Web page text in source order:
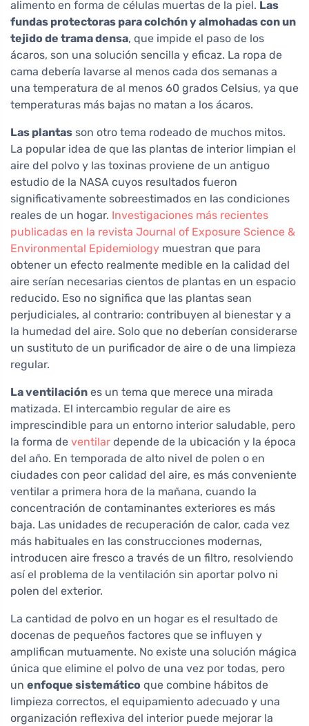
alimento en forma de células muertas de la piel. Las
fundas protectoras para colchón y almohadas con un
tejido de trama densa, que impide el paso de los
ácaros, son una solución sencilla y eficaz. La ropa de
cama debería lavarse al menos cada dos semanas a
una temperatura de al menos 60 grados Celsius, ya que
temperaturas más bajas no matan a los ácaros.
Las plantas son otro tema rodeado de muchos mitos.
La popular idea de que las plantas de interior limpian el
aire del polvo y las toxinas proviene de un antiguo
estudio de la NASA cuyos resultados fueron
significativamente sobreestimados en las condiciones
reales de un hogar. Investigaciones más recientes
publicadas en la revista Journal of Exposure Science &
Environmental Epidemiology muestran que para
obtener un efecto realmente medible en la calidad del
aire serían necesarias cientos de plantas en un espacio
reducido. Eso no significa que las plantas sean
perjudiciales, al contrario: contribuyen al bienestar y a
la humedad del aire. Solo que no deberían considerarse
un sustituto de un purificador de aire o de una limpieza
regular.
La ventilación es un tema que merece una mirada
matizada. El intercambio regular de aire es
imprescindible para un entorno interior saludable, pero
la forma de ventilar depende de la ubicación y la época
del año. En temporada de alto nivel de polen o en
ciudades con peor calidad del aire, es más conveniente
ventilar a primera hora de la mañana, cuando la
concentración de contaminantes exteriores es más
baja. Las unidades de recuperación de calor, cada vez
más habituales en las construcciones modernas,
introducen aire fresco a través de un filtro, resolviendo
así el problema de la ventilación sin aportar polvo ni
polen del exterior.
La cantidad de polvo en un hogar es el resultado de
docenas de pequeños factores que se influyen y
amplifican mutuamente. No existe una solución mágica
única que elimine el polvo de una vez por todas, pero
un enfoque sistemático que combine hábitos de
limpieza correctos, el equipamiento adecuado y una
organización reflexiva del interior puede mejorar la